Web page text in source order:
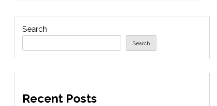
Search
Search
Recent Posts